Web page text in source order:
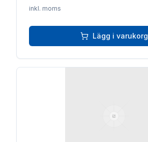
inkl. moms
Lägg i varukorg